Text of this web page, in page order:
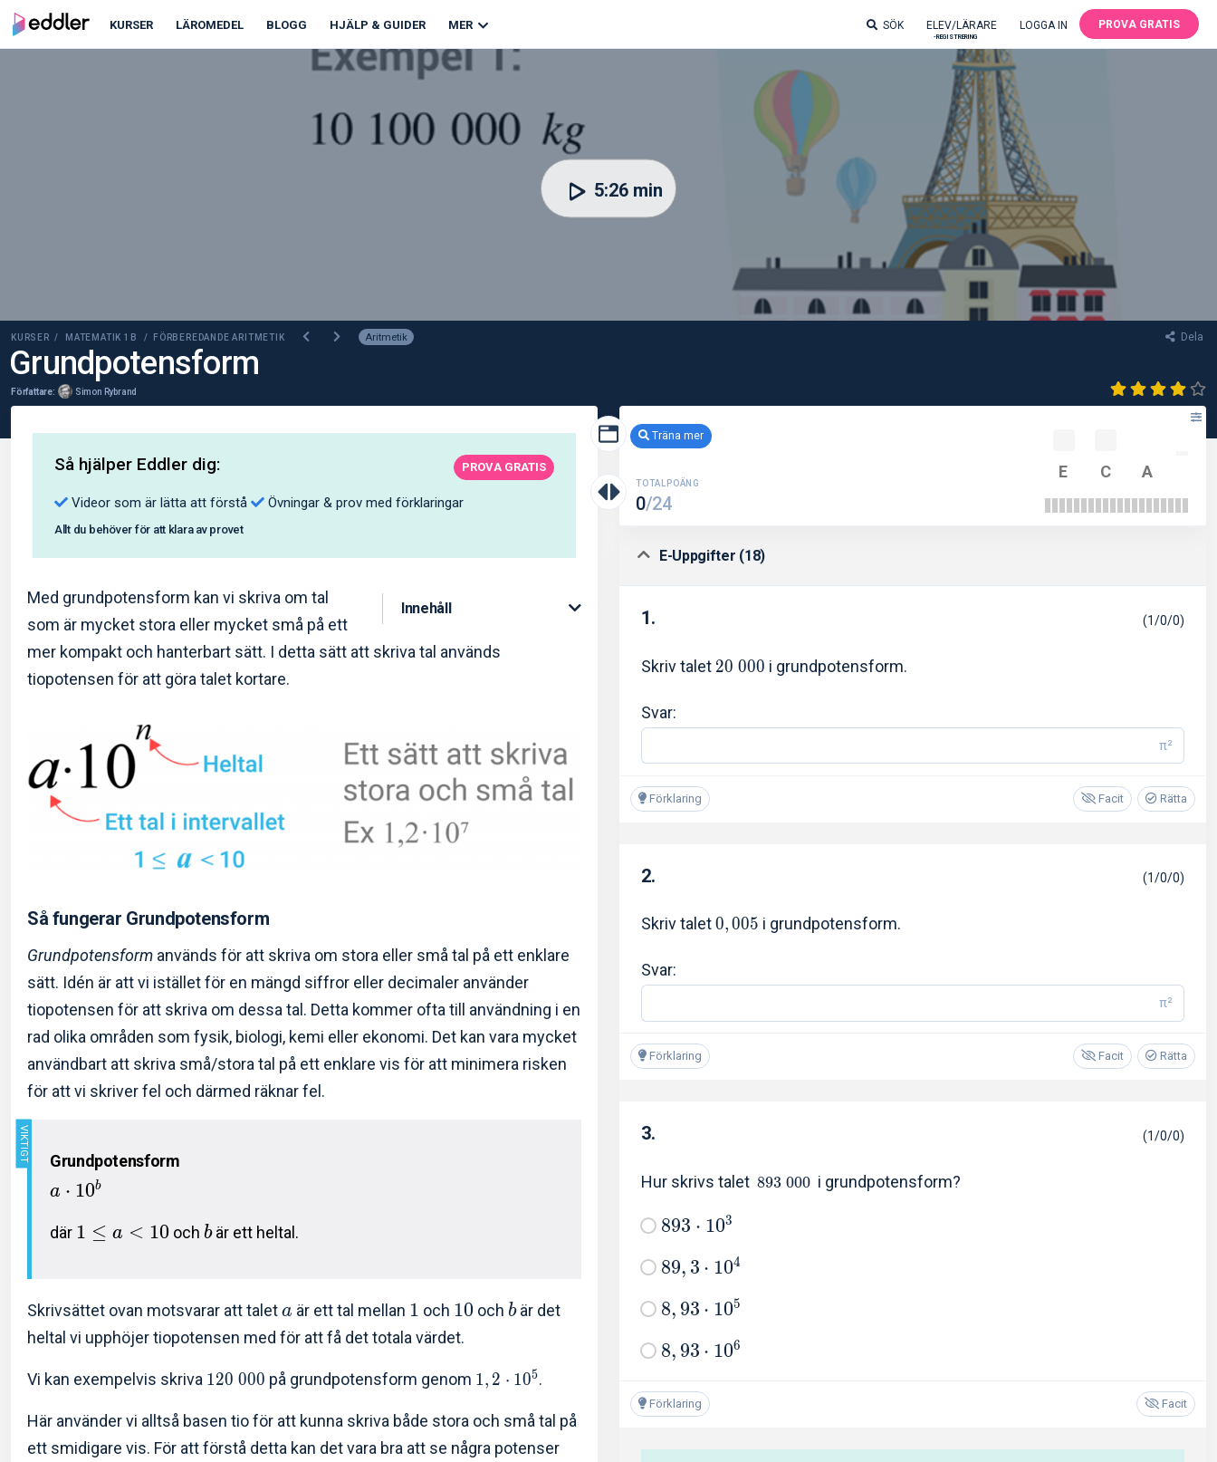
KURSER LÄROMEDEL BLOGG HJÄLP & GUIDER MER SÖK ELEV/LÄRARE
-REGISTRERING
LOGGA IN PROVA GRATIS
00:00 00:00
Dela
KURSER / MATEMATIK 1B / FÖRBEREDANDE ARITMETIK Aritmetik
Grundpotensform
Författare: Simon Rybrand
5:26 min
PROVA GRATIS
Så hjälper Eddler dig:
Videor som är lätta att förstå Övningar & prov med förklaringar
Allt du behöver för att klara av provet
Innehåll
Med grundpotensform kan vi skriva om tal
som är mycket stora eller mycket små på ett
mer kompakt och hanterbart sätt. I detta sätt att skriva tal används
tiopotensen för att göra talet kortare.
Så fungerar Grundpotensform
Grundpotensform används för att skriva om stora eller små tal på ett enklare
sätt. Idén är att vi istället för en mängd siffror eller decimaler använder
tiopotensen för att skriva om dessa tal. Detta kommer ofta till användning i en
rad olika områden som fysik, biologi, kemi eller ekonomi. Det kan vara mycket
användbart att skriva små/stora tal på ett enklare vis för att minimera risken
för att vi skriver fel och därmed räknar fel.
Grundpotensform
a ⋅ 10b
där 1 ≤ a < 10 ochbär ett heltal.
Skrivsättet ovan motsvarar att taleta är ett tal mellan 1 och 10 och bär det
heltal vi upphöjer tiopotensen med för att få det totala värdet.
Vi kan exempelvis skriva 120 000 på grundpotensform genom 1, 2 ⋅ 105.
Här använder vi alltså basen tio för att kunna skriva både stora och små tal på
ett smidigare vis. För att förstå detta kan det vara bra att se några potenser
Träna mer
E C A
TOTALPOÄNG
0/24
E-Uppgifter (18)
1. (1/0/0)
Skriv talet 20 000 i grundpotensform.
Svar:
π²
Förklaring Rätta
Facit
2. (1/0/0)
Skriv talet0,005 i grundpotensform.
Svar:
π²
Förklaring Rätta
Facit
3. (1/0/0)
Hur skrivs talet 893 000 i grundpotensform?
893 ⋅ 103
89, 3 ⋅ 104
8, 93 ⋅ 105
8, 93 ⋅ 106
Förklaring Facit